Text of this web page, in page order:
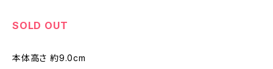
SOLD OUT
本体高さ 約9.0cm